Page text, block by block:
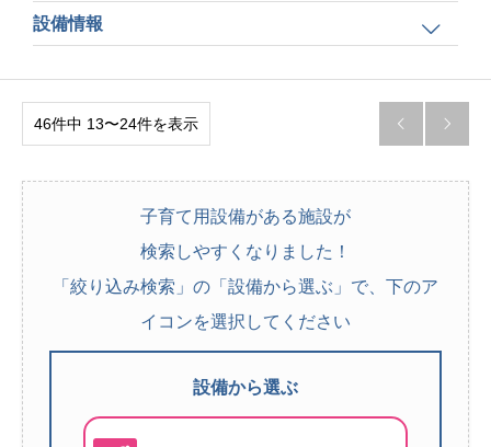
設備情報
46件中 13〜24件を表示  
子育て用設備がある施設が
検索しやすくなりました！
「絞り込み検索」の「設備から選ぶ」で、下のア
イコンを選択してください
設備から選ぶ